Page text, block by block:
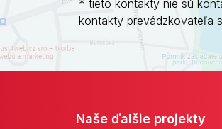
* tieto kontakty nie sú
kontakty prevádzkovateľa
Naše ďalšie projekty